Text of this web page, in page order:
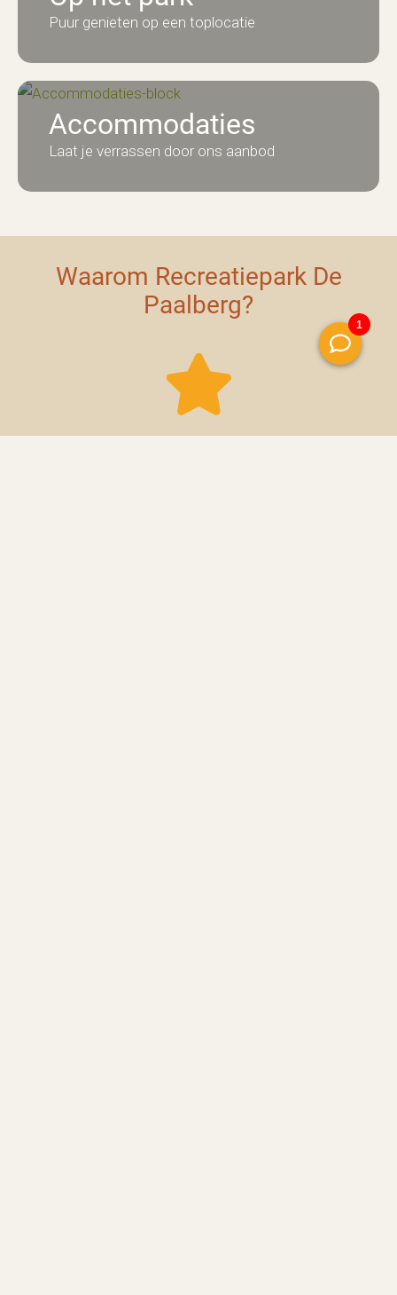
Puur genieten op een toplocatie
Accommodaties
Laat je verrassen door ons aanbod
Waarom Recreatiepark De
Paalberg?